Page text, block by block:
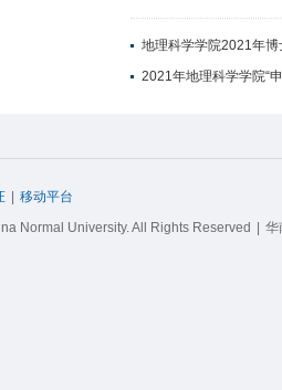
地理科学学院2021年
2021年地理科学学院“
移动平台
Normal University. All Rights Reserved
华